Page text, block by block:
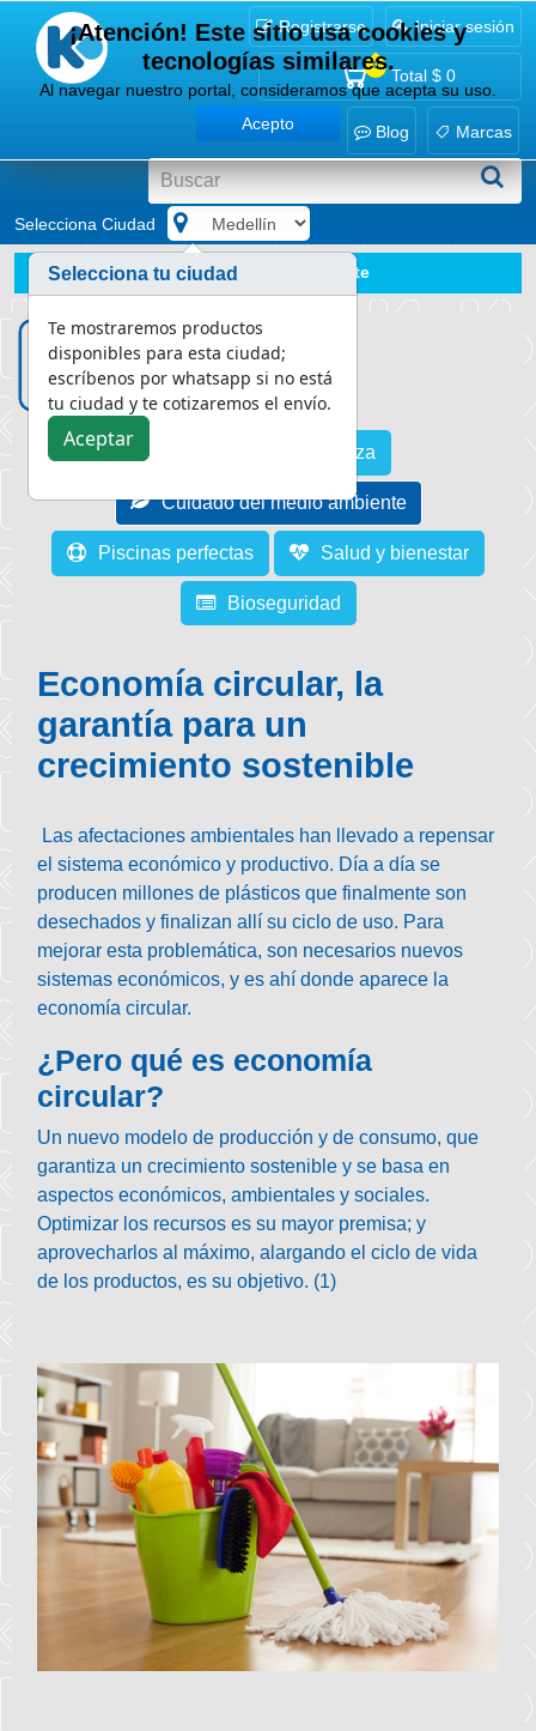
Registrarse Iniciar sesión
0
Total $ 0
Blog Marcas
Selecciona Ciudad
Blog
Cuidado del medio ambiente
Asesoría en limpieza
Cuidado del medio ambiente
Piscinas perfectas Salud y bienestar
Bioseguridad
Economía circular, la
garantía para un
crecimiento sostenible
Las afectaciones ambientales han llevado a repensar
el sistema económico y productivo. Día a día se
producen millones de plásticos que finalmente son
desechados y finalizan allí su ciclo de uso. Para
mejorar esta problemática, son necesarios nuevos
sistemas económicos, y es ahí donde aparece la
economía circular.
¿Pero qué es economía
circular?
Un nuevo modelo de producción y de consumo, que
garantiza un crecimiento sostenible y se basa en
aspectos económicos, ambientales y sociales.
Optimizar los recursos es su mayor premisa; y
aprovecharlos al máximo, alargando el ciclo de vida
de los productos, es su objetivo. (1)
¡Atención! Este sitio usa cookies y
tecnologías similares.
Al navegar nuestro portal, consideramos que acepta su uso.
Acepto
Selecciona tu ciudad
Te mostraremos productos
disponibles para esta ciudad;
escríbenos por whatsapp si no está
tu ciudad y te cotizaremos el envío.
Aceptar